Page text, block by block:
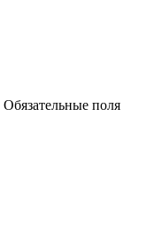
Обязательные поля